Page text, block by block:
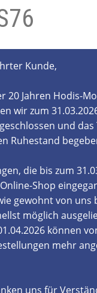
und Umwelt
Akku Verordnung
Kunde,
20 Jahren Hodis-
wir zum
und das
Ruhestand
die bis zum
Shop
gewohnt von uns
möglich
können
mehr
uns für